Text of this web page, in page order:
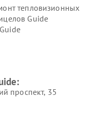
тепловизионных
Guide
проспект, 35